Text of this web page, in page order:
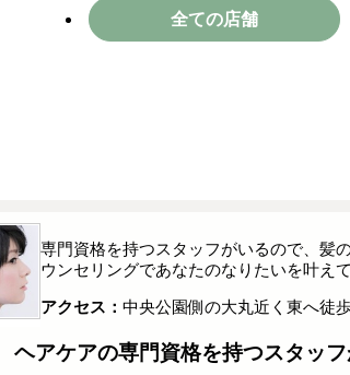
全ての店舗
ヘアケアの専門資格を持つスタッフ
専門資格を持つスタッフがいるので、髪
ウンセリングであなたのなりたいを叶え
アクセス： 中央公園側の大丸近く東へ徒